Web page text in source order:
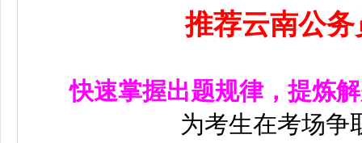
推荐云南公
快速掌握出题规律，提炼
为考生在考场争